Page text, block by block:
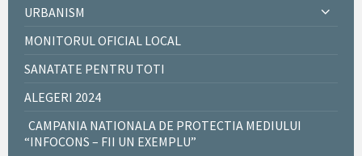
URBANISM
MONITORUL OFICIAL LOCAL
SANATATE PENTRU TOTI
ALEGERI 2024
CAMPANIA NATIONALA DE PROTECTIA MEDIULUI
“INFOCONS – FII UN EXEMPLU”